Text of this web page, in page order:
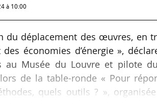
à 10:00
du déplacement des œuvres, en
économies d’énergie »,
au Musée du Louvre et pilote
de la table-ronde « Pour
quels outils ? »,